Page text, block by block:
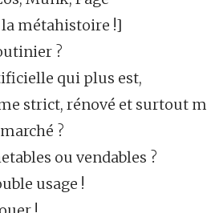
métahistoire !]
?
qui plus est,
strict, rénové et surtout
?
ou vendables ?
usage !